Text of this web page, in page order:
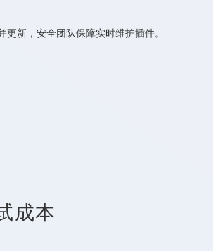
新，安全团队保障实时维护插件。
成本